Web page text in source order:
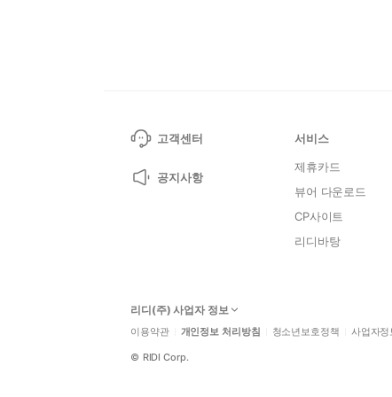
고객센터
공지사항
서비스
제휴카드
뷰어 다운로드
CP사이트
리디바탕
리디(주) 사업자 정보
이용약관 개인정보 처리방침 청소년보호정책 사업자정
© RIDI Corp.